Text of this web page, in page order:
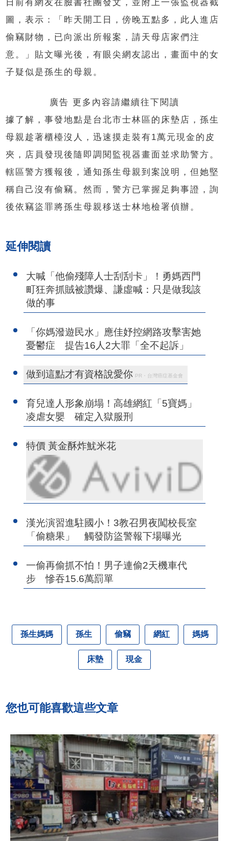
日前有網友在臉書社團發文，並附上一張監視器截
圖，表示：「昨天開工日，傍晚五點多，此人進店
偷竊財物，已向派出所報案，請天母店家們注
意。」貼文曝光後，有眼尖網友認出，畫面中的女
子疑似是孫生的母親。
廣告 更多內容請繼續往下閱讀
據了解，事發地點是台北市士林區的床墊店，孫生
母親趁著櫃檯沒人，迅速摸走裝有1萬元現金的皮
夾，店員發現後隨即調閱監視器畫面並求助警方。
轄區警方獲報後，通知孫生母親到案說明，但她堅
稱自己沒有偷竊。然而，警方已掌握足夠事證，詢
後依竊盜罪將孫生母親移送士林地檢署偵辦。
延伸閱讀
大喊「他偷殘障人士刮刮卡」！勇媽西門
町狂奔抓賊被讚爆、謙虛喊：只是做我該
做的事
「你媽潑遊民水」應佳妤控網路攻擊害她
憂鬱症 提告16人2大罪「全不起訴」
做到這點才有資格說愛你 PR・台灣癌症基金會
育兒達人形象崩塌！高雄網紅「5寶媽」
凌虐女嬰 確定入獄服刑
特價 黃金酥炸魷米花
漢光演習進駐國小！3教召男夜闖校長室
「偷糖果」 觸發防盜警報下場曝光
一偷再偷抓不怕！男子連偷2天機車代
步 慘吞15.6萬罰單
孫生媽媽 孫生 偷竊 網紅 媽媽
床墊 現金
您也可能喜歡這些文章